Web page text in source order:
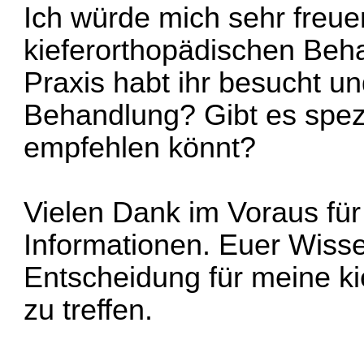
Ich würde mich sehr
kieferorthopädischen
Praxis habt ihr besucht
Behandlung? Gibt es
empfehlen könnt?
Vielen Dank im Voraus
Informationen. Euer
Entscheidung für meine
zu treffen.